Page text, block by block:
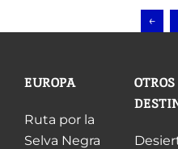
←
EUROPA
Ruta por la
Selva Negra
OTROS